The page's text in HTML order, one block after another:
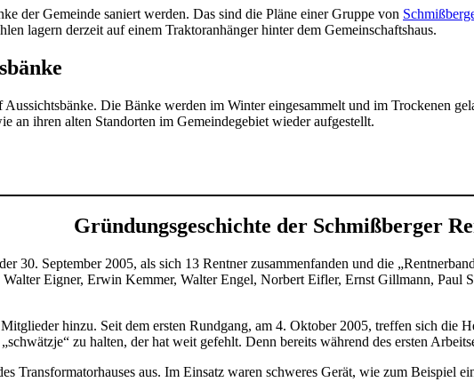
der Gemeinde saniert werden. Das sind die Pläne einer Gruppe von
lagern derzeit auf einem Traktoranhänger hinter dem Gemeinschaftshaus.
Die Bänke werden im Winter eingesammelt und im Trockenen
an ihren alten Standorten im Gemeindegebiet wieder aufgestellt.
Gründungsgeschichte der Schmißberger
30. September 2005, als sich 13 Rentner zusammenfanden und die
Eigner, Erwin Kemmer, Walter Engel, Norbert Eifler, Ernst Gillmann, Paul
hinzu. Seit dem ersten Rundgang, am 4. Oktober 2005, treffen sich die
zu halten, der hat weit gefehlt. Denn bereits während des ersten
Transformatorhauses aus. Im Einsatz waren schweres Gerät, wie zum Beispiel